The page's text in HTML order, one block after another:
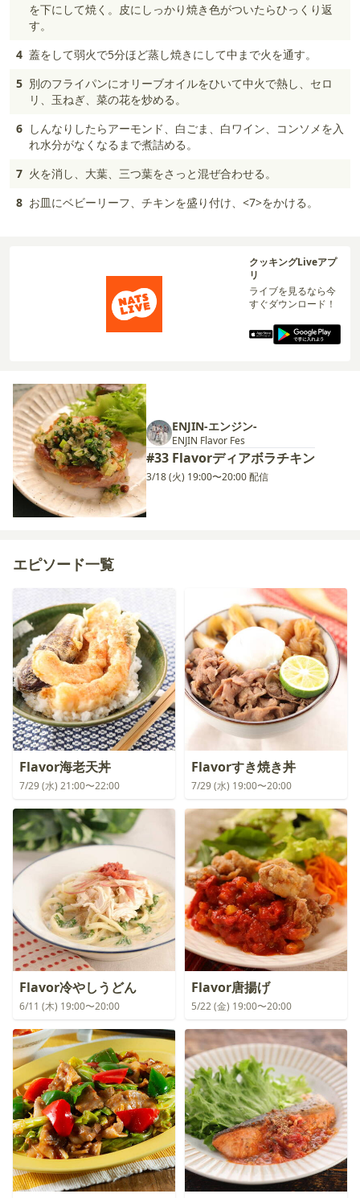
を下にして焼く。皮にしっかり焼き色がついたらひっくり返
す。
4 蓋をして弱火で5分ほど蒸し焼きにして中まで火を通す。
5 別のフライパンにオリーブオイルをひいて中火で熱し、セロ
リ、玉ねぎ、菜の花を炒める。
6 しんなりしたらアーモンド、白ごま、白ワイン、コンソメを入
れ水分がなくなるまで煮詰める。
7 火を消し、大葉、三つ葉をさっと混ぜ合わせる。
8 お皿にベビーリーフ、チキンを盛り付け、<7>をかける。
クッキングLiveアプ
リ
ライブを見るなら今
すぐダウンロード！
ENJIN-エンジン-
ENJIN Flavor Fes
#33 Flavorディアボラチキン
3/18 (火) 19:00〜20:00 配信
エピソード一覧
Flavor海老天丼
7/29 (水) 21:00〜22:00
Flavorすき焼き丼
7/29 (水) 19:00〜20:00
Flavor冷やしうどん
6/11 (木) 19:00〜20:00
Flavor唐揚げ
5/22 (金) 19:00〜20:00